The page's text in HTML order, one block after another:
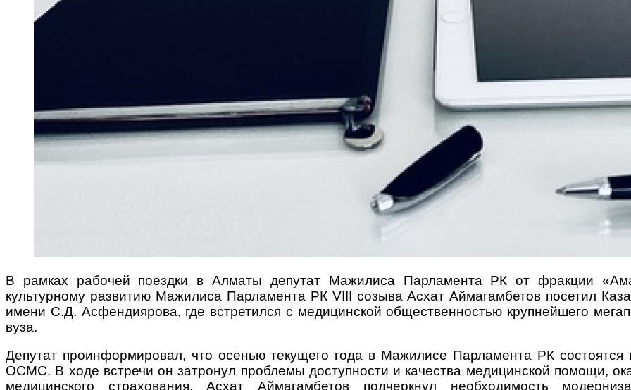
В рамках рабочей поездки в Алматы депутат Мажилиса Парламента РК от фракции
культурному развитию Мажилиса Парламента РК VIII созыва Асхат Аймагамбетов посетил
имени С.Д. Асфендиярова, где встретился с медицинской общественностью крупнейшего
вуза.
Депутат проинформировал, что осенью текущего года в Мажилисе Парламента РК
ОСМС. В ходе встречи он затронул проблемы доступности и качества медицинской помощи,
медицинского страхования. Асхат Аймагамбетов подчеркнул необходимость